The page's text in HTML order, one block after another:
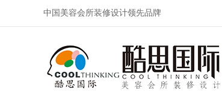
中国美容会所装修设计领先品牌